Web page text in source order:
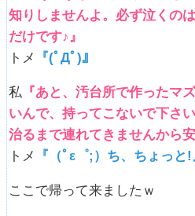
知りしませんよ。必ず泣くの
だけです♪』
トメ
『(ﾟДﾟ)』
私 『あと、汚台所で作ったマ
いんで、持ってこないで下さ
治るまで連れてきませんから
トメ
『（ﾟε゜;）ち、ちょっと!
ここで帰って来ましたｗ